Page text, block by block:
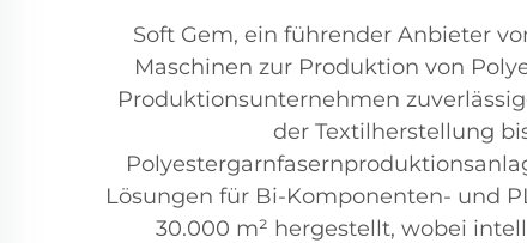
Soft Gem, ein führender Anbieter
Maschinen zur Produktion von
Produktionsunternehmen
der Textilherstellung
Lösungen für Bi-Komponenten- und
30.000 m² hergestellt, wobei